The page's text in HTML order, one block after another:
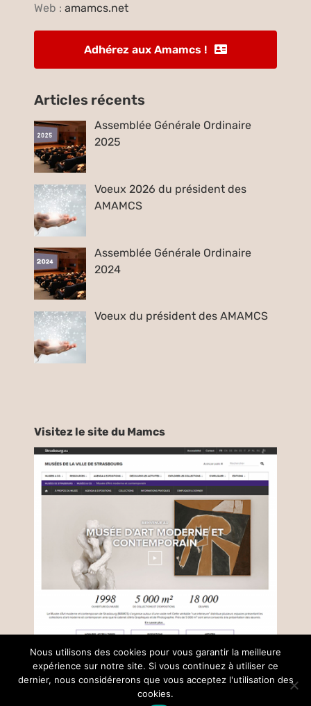
Web :amamcs.net
Adhérez aux Amamcs !
Articles récents
Assemblée Générale Ordinaire
2025
Voeux 2026 du président des
AMAMCS
Assemblée Générale Ordinaire
2024
Voeux du président des AMAMCS
Visitez le site du Mamcs
© Copyright –2026 |Mentions légales | Tous droits réservés |
Collectif Insight
Nous utilisons des cookies pour vous garantir la meilleure
expérience sur notre site. Si vous continuez à utiliser ce
dernier, nous considérerons que vous acceptez l'utilisation des
cookies.